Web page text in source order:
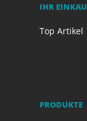
IHR
Top Artikel
PRODUKTE